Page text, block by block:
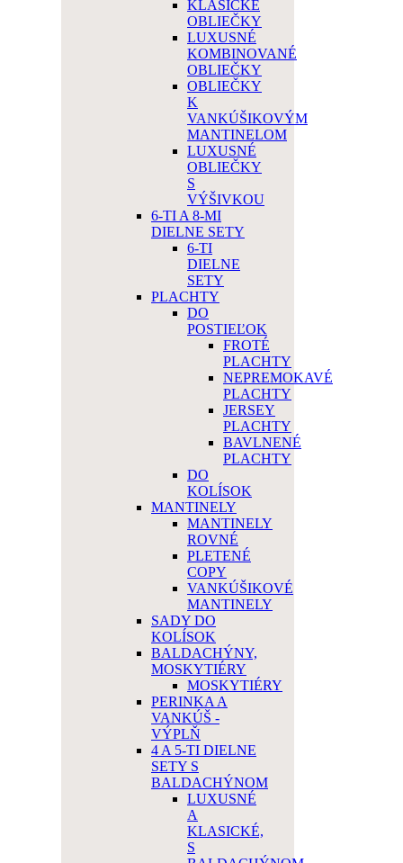
KLASICKÉ
OBLIEČKY
LUXUSNÉ
KOMBINOVANÉ
OBLIEČKY
OBLIEČKY
K
VANKÚŠIKOVÝM
MANTINELOM
LUXUSNÉ
OBLIEČKY
S
VÝŠIVKOU
6-TI A 8-MI
DIELNE SETY
6-TI
DIELNE
SETY
PLACHTY
DO
POSTIEĽOK
FROTÉ
PLACHTY
NEPREMOKAVÉ
PLACHTY
JERSEY
PLACHTY
BAVLNENÉ
PLACHTY
DO
KOLÍSOK
MANTINELY
MANTINELY
ROVNÉ
PLETENÉ
COPY
VANKÚŠIKOVÉ
MANTINELY
SADY DO
KOLÍSOK
BALDACHÝNY,
MOSKYTIÉRY
MOSKYTIÉRY
PERINKA A
VANKÚŠ -
VÝPLŇ
4 A 5-TI DIELNE
SETY S
BALDACHÝNOM
LUXUSNÉ
A
KLASICKÉ,
S